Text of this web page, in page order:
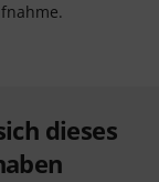
dieses